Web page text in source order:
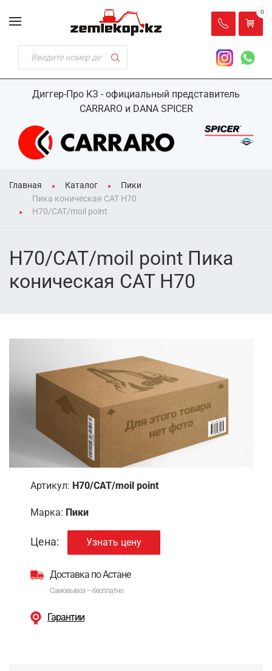
Диггер-Про КЗ - официальный представитель
CARRARO и DANA SPICER
0
Главная Каталог
Пики
Пика коническая CAT H70
H70/CAT/moil point
H70/CAT/moil point Пика
коническая CAT H70
Артикул: H70/CAT/moil point
Марка: Пики
Цена: Узнать цену
Доставка по Астане
Самовывоз — бесплатно
Гарантии